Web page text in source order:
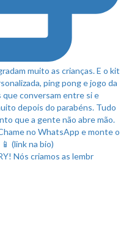
Nós criamos as lembr